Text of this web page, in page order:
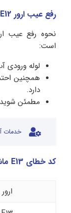
رفع عیب ارور E12 ماشین لباسشویی آاگ
است:
لوله ورودی
همچنین
دارد.
مطمئن شوید
خدمات
کد خطای E13 ماشین لباسشویی آاگ
ارور